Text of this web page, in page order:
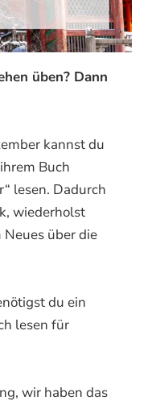
üben? Dann
kannst du
Buch
lesen. Dadurch
wiederholst
über die
du ein
lesen für
wir haben das